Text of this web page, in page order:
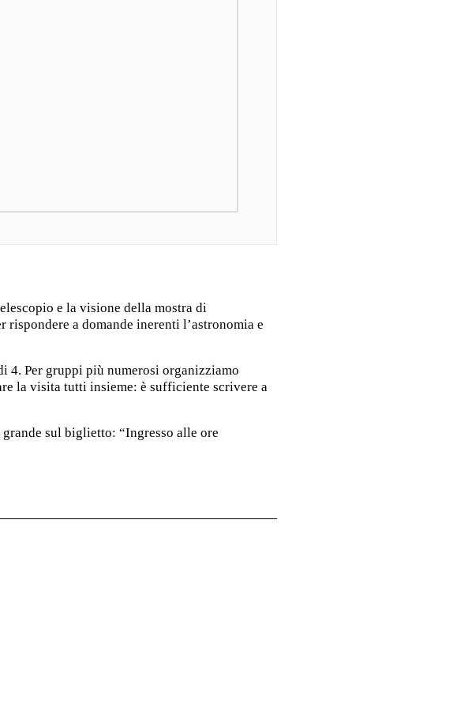
e la visione della mostra di
a domande inerenti l’astronomia e
4. Per gruppi più numerosi organizziamo
la visita tutti insieme: è sufficiente scrivere a
sul biglietto: “Ingresso alle ore